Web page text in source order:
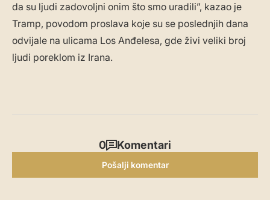
da su ljudi zadovoljni onim što smo uradili”, kazao je
Tramp, povodom proslava koje su se poslednjih dana
odvijale na ulicama Los Anđelesa, gde živi veliki broj
ljudi poreklom iz Irana.
0 Komentari
Pošalji komentar